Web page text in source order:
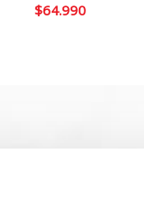
$64.990